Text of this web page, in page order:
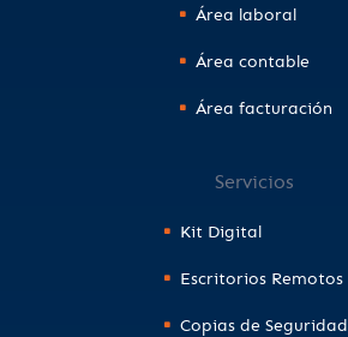
Área laboral
Área contable
Área facturación
Servicios
Kit Digital
Escritorios Remotos
Copias de Seguridad